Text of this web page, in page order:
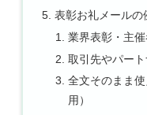
表彰お礼メールの
業界表彰・主
取引先やパー
全文そのまま
用）